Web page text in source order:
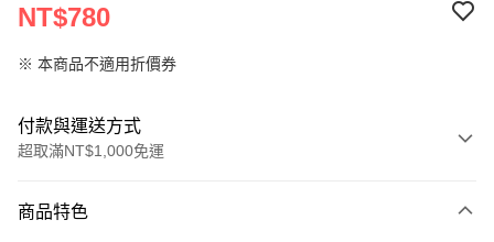
NT$780
※ 本商品不適用折價券
付款與運送方式
超取滿NT$1,000免運
信用卡一次付款
商品特色